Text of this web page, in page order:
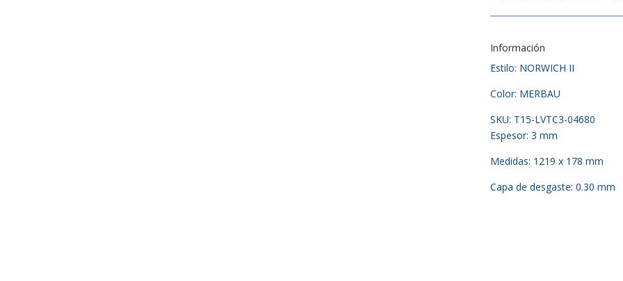
Información
Estilo: NORWICH II
Color: MERBAU
SKU: T15-LVTC3-04680
Espesor: 3 mm
Medidas: 1219 x 178 mm
Capa de desgaste: 0.30 mm